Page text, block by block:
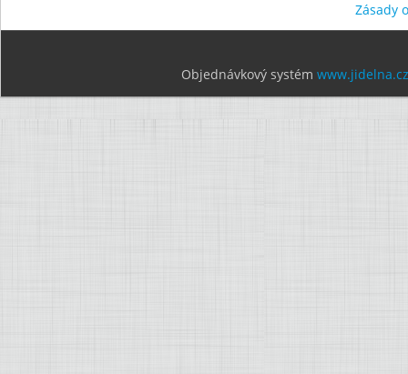
Zásady
Objednávkový systém www.jidelna.cz